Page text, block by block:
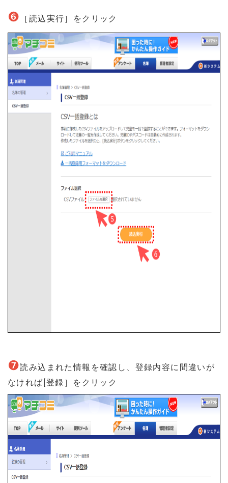
❻ ［読込実行］をクリック
❼読み込まれた情報を確認し、登録内容に間違いが
なければ[登録］をクリック